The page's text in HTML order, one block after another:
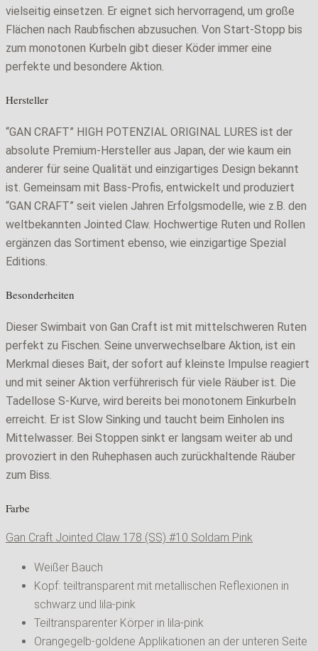
vielseitig einsetzen. Er eignet sich hervorragend, um große
Flächen nach Raubfischen abzusuchen. Von Start-Stopp bis
zum monotonen Kurbeln gibt dieser Köder immer eine
perfekte und besondere Aktion.
Hersteller
“GAN CRAFT” HIGH POTENZIAL ORIGINAL LURES ist der
absolute Premium-Hersteller aus Japan, der wie kaum ein
anderer für seine Qualität und einzigartiges Design bekannt
ist. Gemeinsam mit Bass-Profis, entwickelt und produziert
“GAN CRAFT” seit vielen Jahren Erfolgsmodelle, wie z.B. den
weltbekannten Jointed Claw. Hochwertige Ruten und Rollen
ergänzen das Sortiment ebenso, wie einzigartige Spezial
Editions.
Besonderheiten
Dieser Swimbait von Gan Craft ist mit mittelschweren Ruten
perfekt zu Fischen. Seine unverwechselbare Aktion, ist ein
Merkmal dieses Bait, der sofort auf kleinste Impulse reagiert
und mit seiner Aktion verführerisch für viele Räuber ist. Die
Tadellose S-Kurve, wird bereits bei monotonem Einkurbeln
erreicht. Er ist Slow Sinking und taucht beim Einholen ins
Mittelwasser. Bei Stoppen sinkt er langsam weiter ab und
provoziert in den Ruhephasen auch zurückhaltende Räuber
zum Biss.
Farbe
Gan Craft Jointed Claw 178 (SS) #10 Soldam Pink
Weißer Bauch
Kopf: teiltransparent mit metallischen Reflexionen in
schwarz und lila-pink
Teiltransparenter Körper in lila-pink
Orangegelb-goldene Applikationen an der unteren Seite